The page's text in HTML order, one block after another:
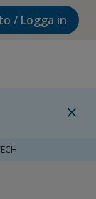
/ Logga in
close